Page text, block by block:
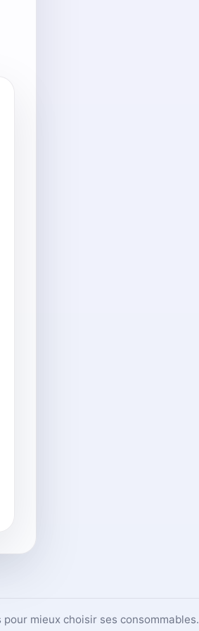
mieux choisir ses consommables.